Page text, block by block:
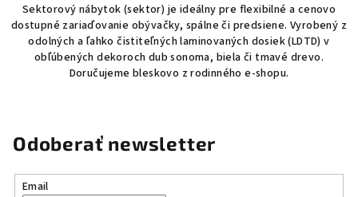
a
c
i
e
k
v
a
n
i
e
Sektorový nábytok (sektor) je ideálny pre flexibilné a cenovo
dostupné zariaďovanie obývačky, spálne či predsiene. Vyrobený z
odolných a ľahko čistiteľných laminovaných dosiek (LDTD) v
obľúbených dekoroch dub sonoma, biela či tmavé drevo.
Doručujeme bleskovo z rodinného e-shopu.
Odoberať newsletter
Email